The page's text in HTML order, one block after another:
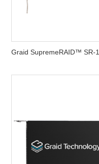
Graid SupremeRAID™ SR-